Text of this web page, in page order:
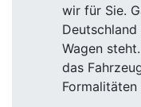
wir für Sie.
Wagen
das
Formalitäten